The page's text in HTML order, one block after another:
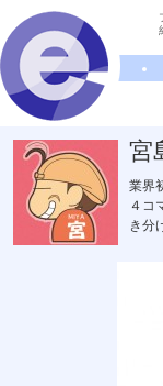
宮
業界
４コ
き分